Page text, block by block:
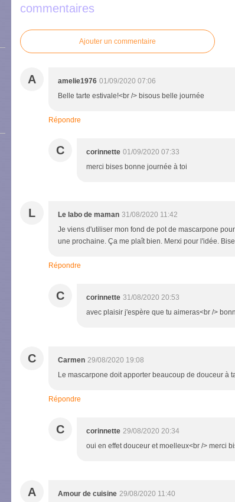
commentaires
Ajouter un commentaire
A amelie1976 01/09/2020 07:06
Belle tarte estivale!<br /> bisous belle journée
Répondre
C corinnette 01/09/2020 07:33
merci bises bonne journée à toi
L Le labo de maman 31/08/2020 11:42
Je viens d'utiliser mon fond de pot de mascarpone
une prochaine. Ça me plaît bien. Merxi pour l'idée.
Répondre
C corinnette 31/08/2020 20:53
avec plaisir j'espère que tu aimeras<br />
C Carmen 29/08/2020 19:08
Le mascarpone doit apporter beaucoup de douceur à
Répondre
C corinnette 29/08/2020 20:34
oui en effet douceur et moelleux<br /> merci
A Amour de cuisine 29/08/2020 11:40